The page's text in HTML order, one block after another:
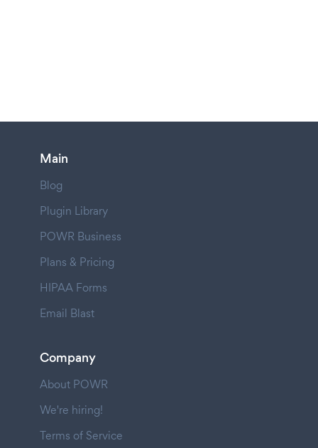
Main
Blog
Plugin Library
POWR Business
Plans & Pricing
HIPAA Forms
Email Blast
Company
About POWR
We're hiring!
Terms of Service